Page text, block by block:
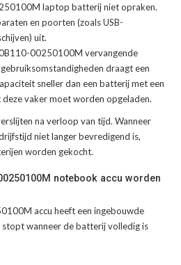
laptop batterijniet opraken.
en poorten (zoals USB-
uit.
00250100M vervangende
draagt een
sneller dan een batterij met een
vaker moet worden opgeladen.
na verloop van tijd. Wanneer
niet langer bevredigend is,
worden gekocht.
notebook accu worden
accu heeft een ingebouwde
wanneer de batterij volledig is